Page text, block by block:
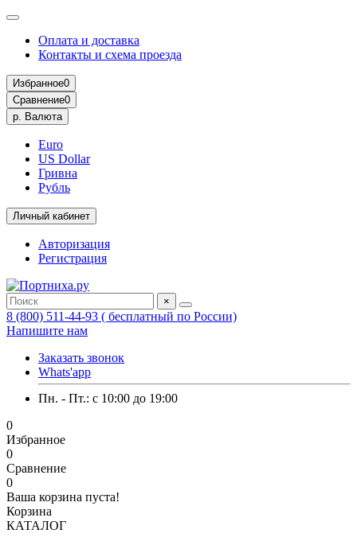
Оплата и доставка
Контакты и схема проезда
Избранное0
Сравнение0
р. Валюта
Euro
US Dollar
Гривна
Рубль
Личный кабинет
Авторизация
Регистрация
×
8 (800) 511-44-93 ( бесплатный по России)
Напишите нам
Заказать звонок
Whats'app
Пн. - Пт.: c 10:00 до 19:00
0
Избранное
0
Сравнение
0
Ваша корзина пуста!
Корзина
КАТАЛОГ